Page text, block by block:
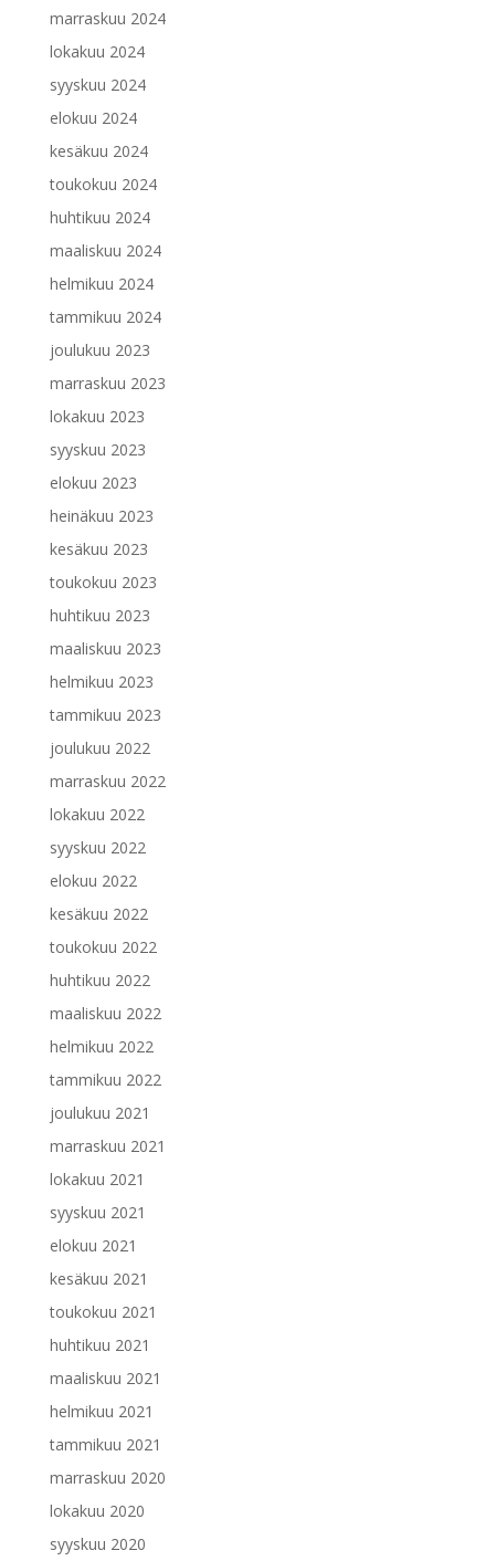
marraskuu 2024
lokakuu 2024
syyskuu 2024
elokuu 2024
kesäkuu 2024
toukokuu 2024
huhtikuu 2024
maaliskuu 2024
helmikuu 2024
tammikuu 2024
joulukuu 2023
marraskuu 2023
lokakuu 2023
syyskuu 2023
elokuu 2023
heinäkuu 2023
kesäkuu 2023
toukokuu 2023
huhtikuu 2023
maaliskuu 2023
helmikuu 2023
tammikuu 2023
joulukuu 2022
marraskuu 2022
lokakuu 2022
syyskuu 2022
elokuu 2022
kesäkuu 2022
toukokuu 2022
huhtikuu 2022
maaliskuu 2022
helmikuu 2022
tammikuu 2022
joulukuu 2021
marraskuu 2021
lokakuu 2021
syyskuu 2021
elokuu 2021
kesäkuu 2021
toukokuu 2021
huhtikuu 2021
maaliskuu 2021
helmikuu 2021
tammikuu 2021
marraskuu 2020
lokakuu 2020
syyskuu 2020